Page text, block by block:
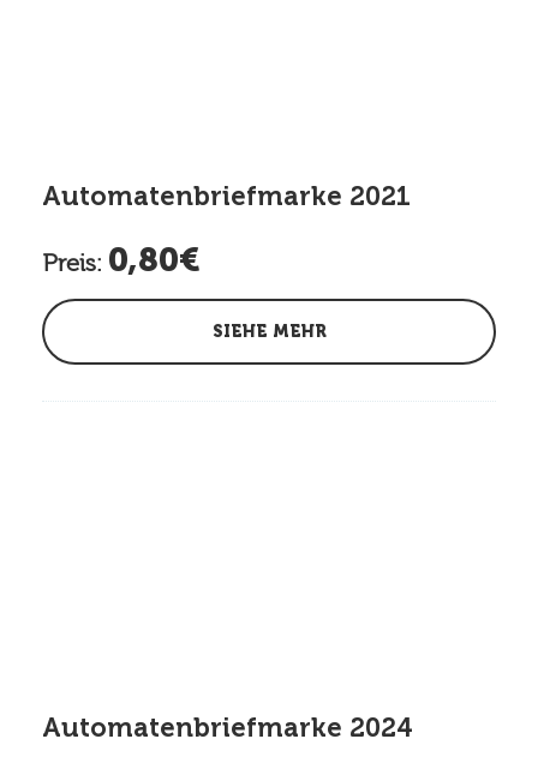
Automatenbriefmarke 2021
Preis: 0,80€
SIEHE MEHR
Automatenbriefmarke 2024